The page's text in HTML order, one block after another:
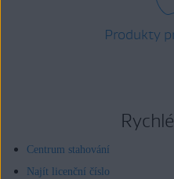
Produkty
Centrum stahování
Najít licenční číslo